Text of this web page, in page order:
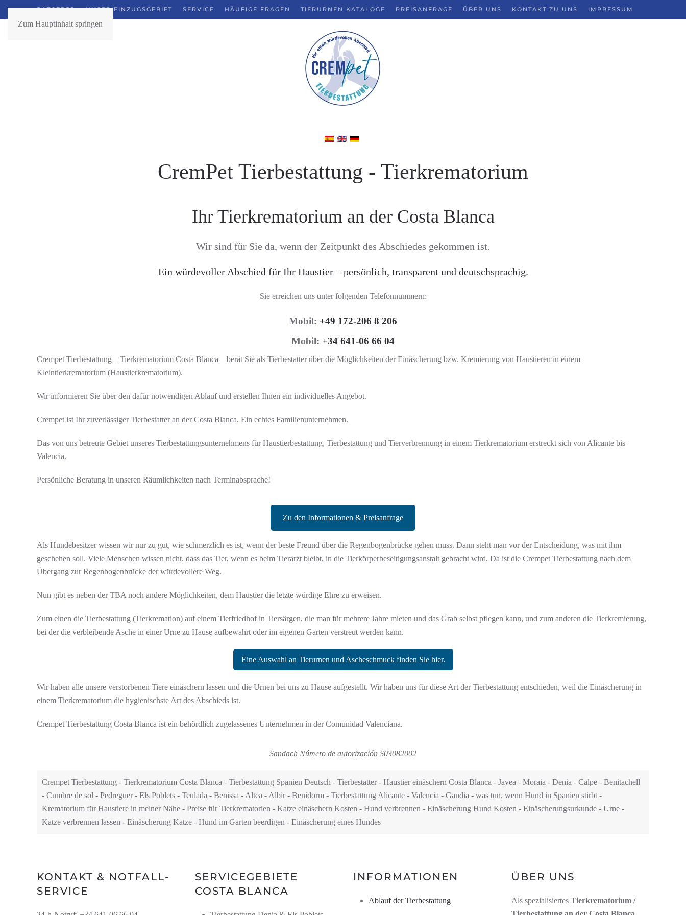
Zum Hauptinhalt springen
RATGEBER UNSER EINZUGSGEBIET SERVICE HÄUFIGE FRAGEN TIERURNEN KATALOGE PREISANFRAGE ÜBER UNS KONTAKT ZU UNS IMPRESSUM
CremPet Tierbestattung - Tierkrematorium
Ihr Tierkrematorium an der Costa Blanca
Wir sind für Sie da, wenn der Zeitpunkt des Abschiedes gekommen ist.
Ein würdevoller Abschied für Ihr Haustier – persönlich, transparent und deutschsprachig.
Sie erreichen uns unter folgenden Telefonnummern:
Mobil: +49 172-206 8 206
Mobil: +34 641-06 66 04
Crempet Tierbestattung – Tierkrematorium Costa Blanca – berät Sie als Tierbestatter über die Möglichkeiten der Einäscherung bzw. Kremierung von Haustieren in einem
Kleintierkrematorium (Haustierkrematorium).
Wir informieren Sie über den dafür notwendigen Ablauf und erstellen Ihnen ein individuelles Angebot.
Crempet ist Ihr zuverlässiger Tierbestatter an der Costa Blanca. Ein echtes Familienunternehmen.
Das von uns betreute Gebiet unseres Tierbestattungsunternehmens für Haustierbestattung, Tierbestattung und Tierverbrennung in einem Tierkrematorium erstreckt sich von Alicante bis
Valencia.
Persönliche Beratung in unseren Räumlichkeiten nach Terminabsprache!
Zu den Informationen & Preisanfrage
Als Hundebesitzer wissen wir nur zu gut, wie schmerzlich es ist, wenn der beste Freund über die Regenbogenbrücke gehen muss. Dann steht man vor der Entscheidung, was mit ihm
geschehen soll. Viele Menschen wissen nicht, dass das Tier, wenn es beim Tierarzt bleibt, in die Tierkörperbeseitigungsanstalt gebracht wird. Da ist die Crempet Tierbestattung nach dem
Übergang zur Regenbogenbrücke der würdevollere Weg.
Nun gibt es neben der TBA noch andere Möglichkeiten, dem Haustier die letzte würdige Ehre zu erweisen.
Zum einen die Tierbestattung (Tierkremation) auf einem Tierfriedhof in Tiersärgen, die man für mehrere Jahre mieten und das Grab selbst pflegen kann, und zum anderen die Tierkremierung,
bei der die verbleibende Asche in einer Urne zu Hause aufbewahrt oder im eigenen Garten verstreut werden kann.
Eine Auswahl an Tierurnen und Ascheschmuck finden Sie hier.
Wir haben alle unsere verstorbenen Tiere einäschern lassen und die Urnen bei uns zu Hause aufgestellt. Wir haben uns für diese Art der Tierbestattung entschieden, weil die Einäscherung in
einem Tierkrematorium die hygienischste Art des Abschieds ist.
Crempet Tierbestattung Costa Blanca ist ein behördlich zugelassenes Unternehmen in der Comunidad Valenciana.
Sandach Número de autorización S03082002
Crempet Tierbestattung - Tierkrematorium Costa Blanca - Tierbestattung Spanien Deutsch - Tierbestatter - Haustier einäschern Costa Blanca - Javea - Moraia - Denia - Calpe - Benitachell
- Cumbre de sol - Pedreguer - Els Poblets - Teulada - Benissa - Altea - Albir - Benidorm - Tierbestattung Alicante - Valencia - Gandia - was tun, wenn Hund in Spanien stirbt -
Krematorium für Haustiere in meiner Nähe - Preise für Tierkrematorien - Katze einäschern Kosten - Hund verbrennen - Einäscherung Hund Kosten - Einäscherungsurkunde - Urne -
Katze verbrennen lassen - Einäscherung Katze - Hund im Garten beerdigen - Einäscherung eines Hundes
KONTAKT & NOTFALL-
SERVICE
SERVICEGEBIETE
COSTA BLANCA
INFORMATIONEN
Ablauf der Tierbestattung
ÜBER UNS
Als spezialisiertes Tierkrematorium /